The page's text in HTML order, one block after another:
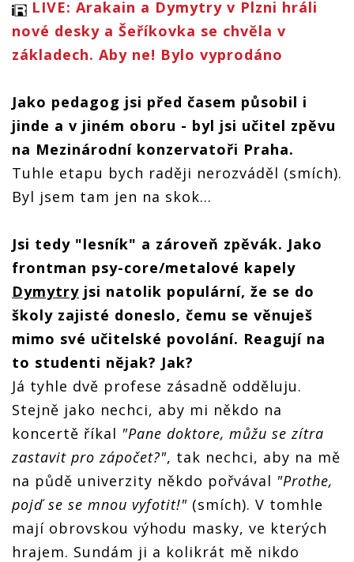
LIVE: Arakain a Dymytry v Plzni hráli
nové desky a Šeříkovka se chvěla v
základech. Aby ne! Bylo vyprodáno
Jako pedagog jsi před časem působil i
jinde a v jiném oboru - byl jsi učitel zpěvu
na Mezinárodní konzervatoři Praha.
Tuhle etapu bych raději nerozváděl (smích).
Byl jsem tam jen na skok…
Jsi tedy "lesník" a zároveň zpěvák. Jako
frontman psy-core/metalové kapely
Dymytry jsi natolik populární, že se do
školy zajisté doneslo, čemu se věnuješ
mimo své učitelské povolání. Reagují na
to studenti nějak? Jak?
Já tyhle dvě profese zásadně odděluju.
Stejně jako nechci, aby mi někdo na
koncertě říkal "Pane doktore, můžu se zítra
zastavit pro zápočet?", tak nechci, aby na mě
na půdě univerzity někdo pořvával "Prothe,
pojď se se mnou vyfotit!" (smích). V tomhle
mají obrovskou výhodu masky, ve kterých
hrajem. Sundám ji a kolikrát mě nikdo